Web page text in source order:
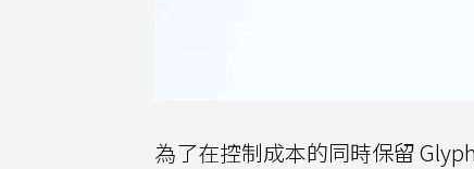
為了在控制成本的同時保留